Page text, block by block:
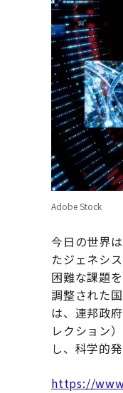
Adobe Stock
今日の世界
たジェネシ
困難な課題
調整された
は、連邦政
レクション
し、科学的
https://